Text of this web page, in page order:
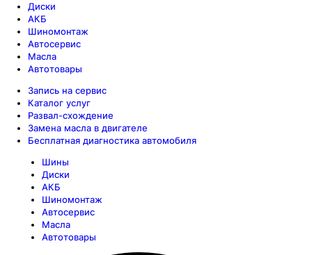
Диски
АКБ
Шиномонтаж
Автосервис
Масла
Автотовары
Запись на сервис
Каталог услуг
Развал-схождение
Замена масла в двигателе
Бесплатная диагностика автомобиля
Шины
Диски
АКБ
Шиномонтаж
Автосервис
Масла
Автотовары